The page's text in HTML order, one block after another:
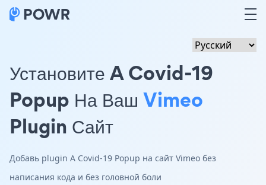
Установите A Covid-19
Popup На Ваш Vimeo
Plugin Сайт
Добавь plugin A Covid-19 Popup на сайт Vimeo без
написания кода и без головной боли